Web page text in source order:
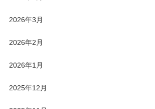
2026年3月
2026年2月
2026年1月
2025年12月